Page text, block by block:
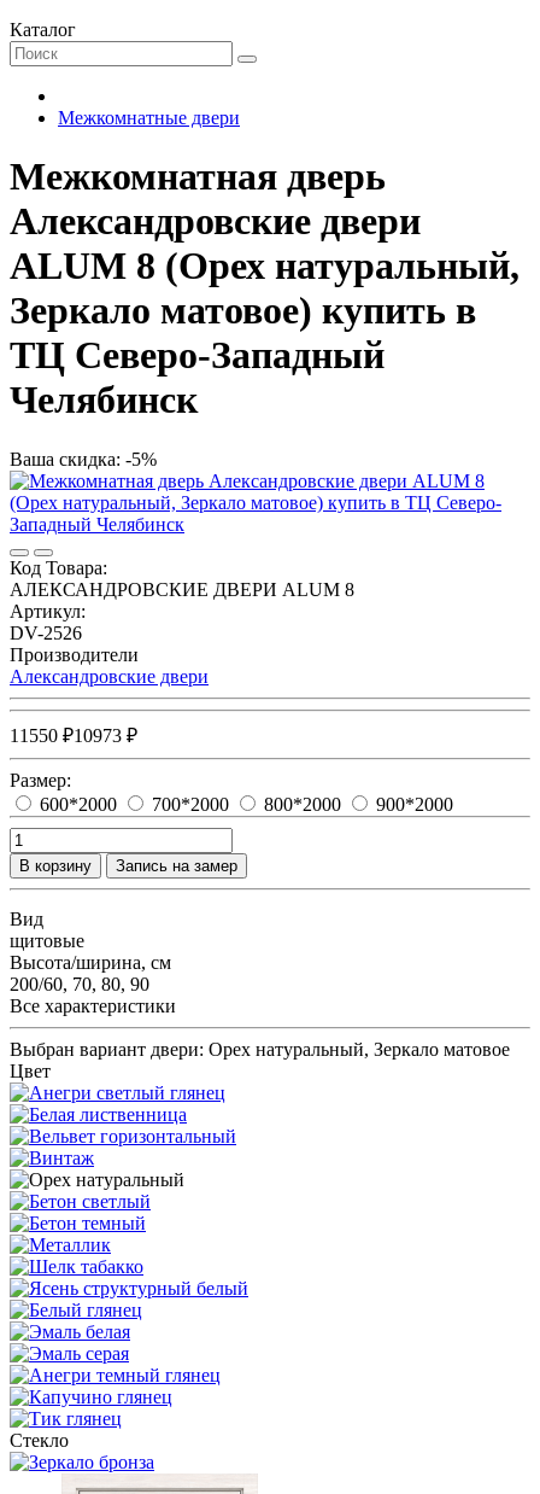
Каталог
Межкомнатные двери
Межкомнатная дверь
Александровские двери
ALUM 8 (Орех натуральный,
Зеркало матовое) купить в
ТЦ Северо-Западный
Челябинск
Ваша скидка: -5%
Код Товара:
АЛЕКСАНДРОВСКИЕ ДВЕРИ ALUM 8
Артикул:
DV-2526
Производители
Александровские двери
11550 ₽10973 ₽
Размер:
600*2000
700*2000 800*2000 900*2000
В корзину Запись на замер
Вид
щитовые
Высота/ширина, см
200/60, 70, 80, 90
Все характеристики
Выбран вариант двери: Орех натуральный, Зеркало матовое
Цвет
Стекло